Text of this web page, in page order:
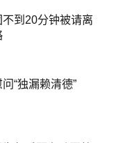
到20分钟被请离
“独漏赖清德”